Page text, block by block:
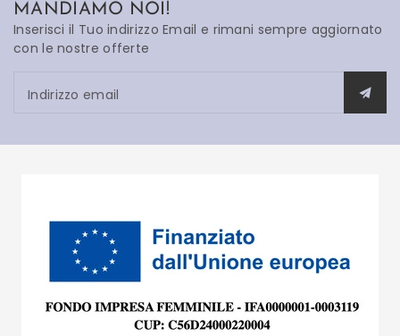
MANDIAMO NOI!
Inserisci il Tuo indirizzo Email e rimani sempre aggiornato
con le nostre offerte
Indirizzo email